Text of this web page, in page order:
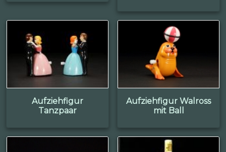
Aufziehfigur
Tanzpaar
Aufziehfigur Walross
mit Ball